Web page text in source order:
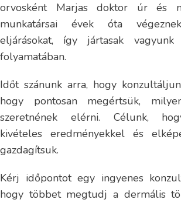
orvosként Marjas doktor úr és
munkatársai évek óta
eljárásokat, így jártasak
folyamatában.
Időt szánunk arra, hogy
hogy pontosan megértsük,
szeretnének elérni. Célunk,
kivételes eredményekkel és
gazdagítsuk.
Kérj időpontot egy ingyenes
hogy többet megtudj a dermális